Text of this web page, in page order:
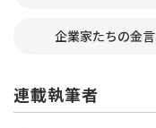
企業家たちの金言
連載執筆者